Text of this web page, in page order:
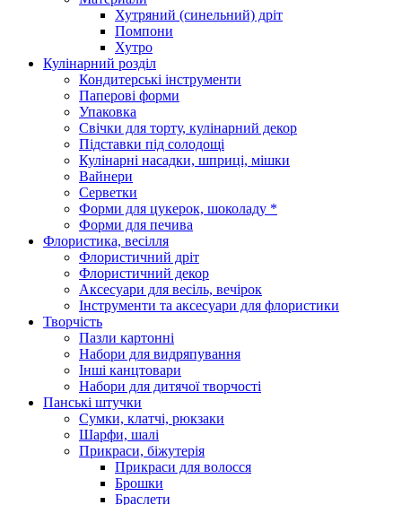
Хутряний (синельний) дріт
Помпони
Хутро
Кулінарний розділ
Кондитерські інструменти
Паперові форми
Упаковка
Свічки для торту, кулінарний декор
Підставки під солодощі
Кулінарні насадки, шприці, мішки
Вайнери
Серветки
Форми для цукерок, шоколаду *
Форми для печива
Флористика, весілля
Флористичний дріт
Флористичний декор
Аксесуари для весіль, вечірок
Інструменти та аксесуари для флористики
Творчість
Пазли картонні
Набори для видряпування
Інші канцтовари
Набори для дитячої творчості
Панські штучки
Сумки, клатчі, рюкзаки
Шарфи, шалі
Прикраси, біжутерія
Прикраси для волосся
Брошки
Браслети